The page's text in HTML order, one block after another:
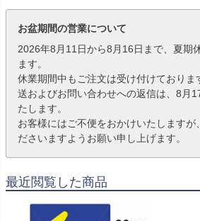
お盆期間の営業について
2026年8月11日から8月16日まで、夏期
ます。
休業期間中もご注文は受け付けておりま
送およびお問い合わせへの返信は、8月
たします。
お客様にはご不便をおかけいたしますが
ださいますようお願い申し上げます。
最近閲覧した商品